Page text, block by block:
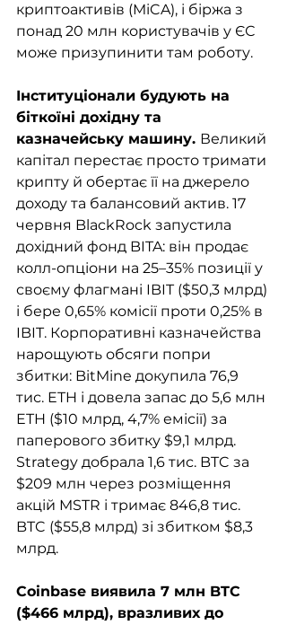
криптоактивів (MiCA), і біржа з
понад 20 млн користувачів у ЄС
може призупинити там роботу.
Інституціонали будують на
біткоїні дохідну та
казначейську машину. Великий
капітал перестає просто тримати
крипту й обертає її на джерело
доходу та балансовий актив. 17
червня BlackRock запустила
дохідний фонд BITA: він продає
колл-опціони на 25–35% позиції у
своєму флагмані IBIT ($50,3 млрд)
і бере 0,65% комісії проти 0,25% в
IBIT. Корпоративні казначейства
нарощують обсяги попри
збитки: BitMine докупила 76,9
тис. ETH і довела запас до 5,6 млн
ETH ($10 млрд, 4,7% емісії) за
паперового збитку $9,1 млрд.
Strategy добрала 1,6 тис. BTC за
$209 млн через розміщення
акцій MSTR і тримає 846,8 тис.
BTC ($55,8 млрд) зі збитком $8,3
млрд.
Coinbase виявила 7 млн BTC
($466 млрд), вразливих до